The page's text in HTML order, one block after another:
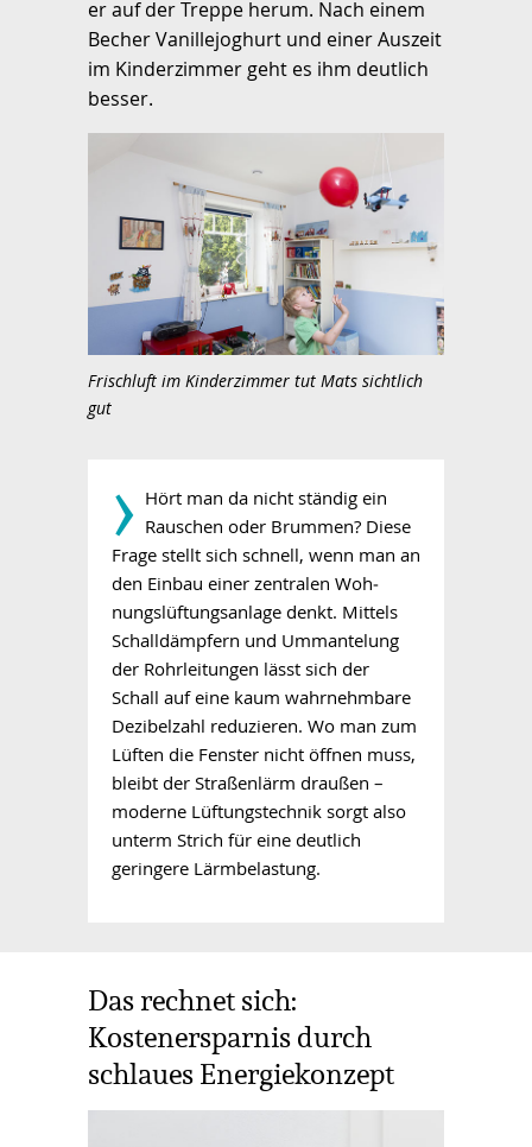
er auf der Treppe herum. Nach einem
Becher Vanillejoghurt und einer Auszeit
im Kinderzimmer geht es ihm deutlich
besser.
Frischluft im Kinderzimmer tut Mats sichtlich
gut
­› Hört man da nicht ständig ein
Rauschen oder Brummen? Diese
Frage stellt sich schnell, wenn man an
den Einbau einer zentralen Woh­
nungs­lüftungsanlage denkt. Mittels
Schalldämpfern und Ummantelung
der Rohrleitungen lässt sich der
Schall auf eine kaum wahrnehmbare
Dezibelzahl reduzieren. Wo man zum
Lüften die Fenster nicht öffnen muss,
bleibt der Straßenlärm draußen –
moderne Lüftungstechnik sorgt also
unterm Strich für eine deutlich
geringere Lärmbelastung.
Das rechnet sich:
Kostenersparnis durch
schlaues Energiekonzept